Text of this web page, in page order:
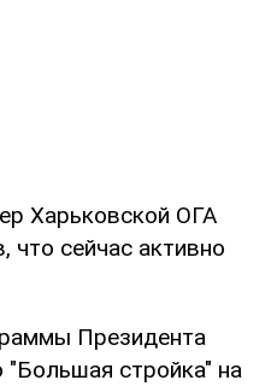
Харьковской ОГА
что сейчас активно
Президента
"Большая стройка" на